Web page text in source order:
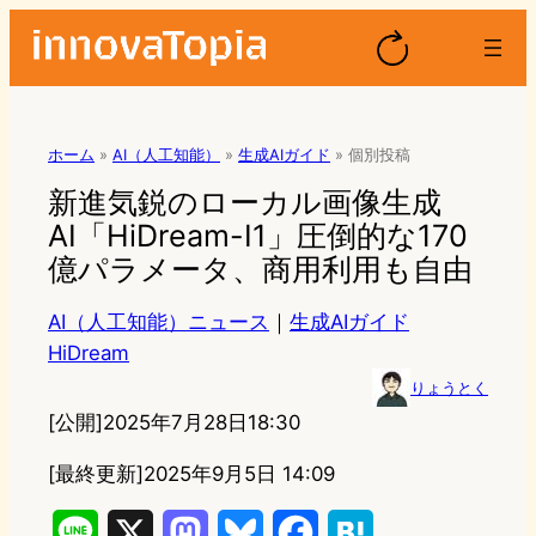
ホーム » AI（人工知能） » 生成AIガイド » 個別投稿
新進気鋭のローカル画像生成
AI「HiDream-I1」圧倒的な170
億パラメータ、商用利用も自由
AI（人工知能）ニュース ｜ 生成AIガイド
HiDream
りょうとく
[公開]2025年7月28日18:30
[最終更新]2025年9月5日 14:09